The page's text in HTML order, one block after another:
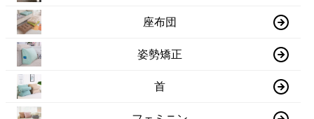
座布団
姿勢矯正
首